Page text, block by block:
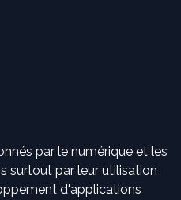
par le numérique et les
surtout par leur utilisation
d'applications